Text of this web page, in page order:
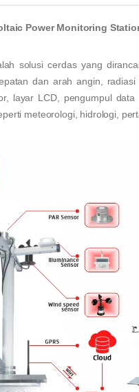
Power Monitoring
solusi cerdas yang
dan arah angin,
layar LCD, pengumpul
meteorologi, hidrologi,